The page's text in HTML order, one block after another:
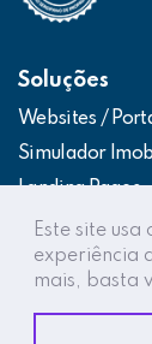
Este site
experiência
mais, basta
Soluções
Websites /
Simulador
Landing Pages
Web App –
Intranets /
Integração